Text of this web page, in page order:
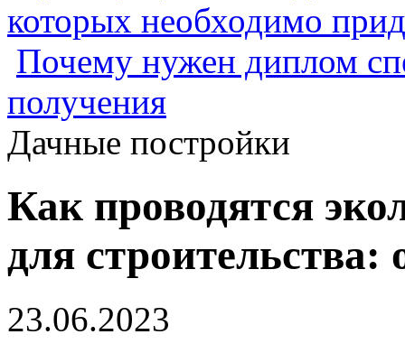
которых необходимо
Почему нужен диплом
получения
Дачные постройки
Как проводятся
для
23.06.2023